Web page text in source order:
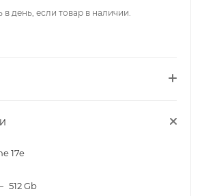
в день, если товар в наличии.
17e
512 Gb